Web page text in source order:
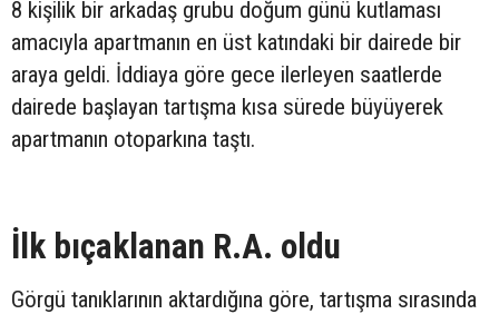
8 kişilik bir arkadaş grubu doğum günü kutlaması
amacıyla apartmanın en üst katındaki bir dairede bir
araya geldi. İddiaya göre gece ilerleyen saatlerde
dairede başlayan tartışma kısa sürede büyüyerek
apartmanın otoparkına taştı.
İlk bıçaklanan R.A. oldu
Görgü tanıklarının aktardığına göre, tartışma sırasında